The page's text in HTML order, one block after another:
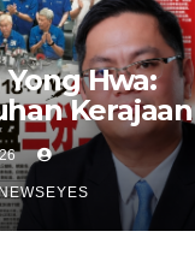
Yong Hwa:
Kerajaan
Sembilan
Undi Tidak
Terhadap
Anwar